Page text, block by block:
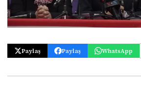
Paylaş Paylaş WhatsApp